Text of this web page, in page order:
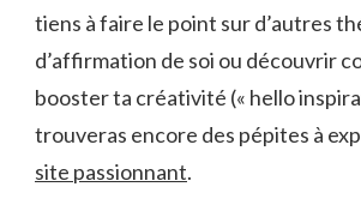
tiens à faire le point sur d’autres
d’affirmation de soi ou découvrir
booster ta créativité (« hello
trouveras encore des pépites à
site passionnant.